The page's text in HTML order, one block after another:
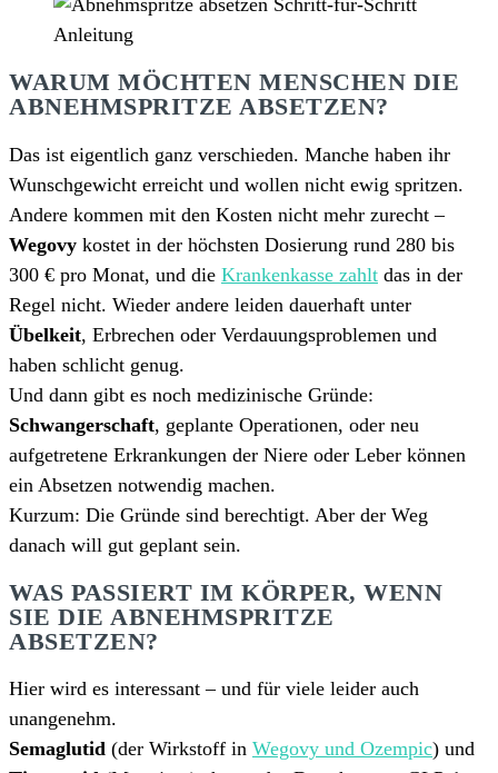
WARUM MÖCHTEN MENSCHEN DIE
ABNEHMSPRITZE ABSETZEN?
Das ist eigentlich ganz verschieden. Manche haben ihr
Wunschgewicht erreicht und wollen nicht ewig spritzen.
Andere kommen mit den Kosten nicht mehr zurecht –
Wegovy kostet in der höchsten Dosierung rund 280 bis
300 € pro Monat, und die Krankenkasse zahlt das in der
Regel nicht. Wieder andere leiden dauerhaft unter
Übelkeit, Erbrechen oder Verdauungsproblemen und
haben schlicht genug.
Und dann gibt es noch medizinische Gründe:
Schwangerschaft, geplante Operationen, oder neu
aufgetretene Erkrankungen der Niere oder Leber können
ein Absetzen notwendig machen.
Kurzum: Die Gründe sind berechtigt. Aber der Weg
danach will gut geplant sein.
WAS PASSIERT IM KÖRPER, WENN
SIE DIE ABNEHMSPRITZE
ABSETZEN?
Hier wird es interessant – und für viele leider auch
unangenehm.
Semaglutid (der Wirkstoff in Wegovy und Ozempic) und